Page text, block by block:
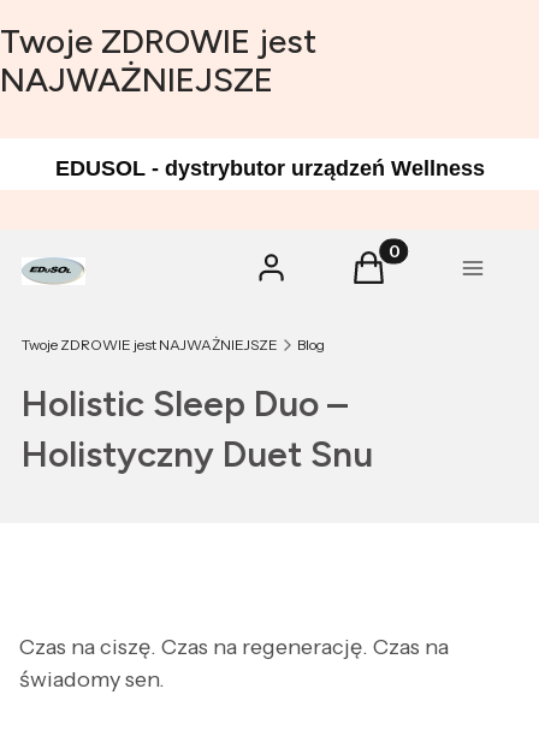
Twoje ZDROWIE jest
NAJWAŻNIEJSZE
EDUSOL - dystrybutor urządzeń Wellness
Zaloguj się Produkty w
Koszyk Menu
Twoje ZDROWIE jest NAJWAŻNIEJSZE Blog
Holistic Sleep Duo –
Holistyczny Duet Snu
Czas na ciszę. Czas na regenerację. Czas na
świadomy sen.